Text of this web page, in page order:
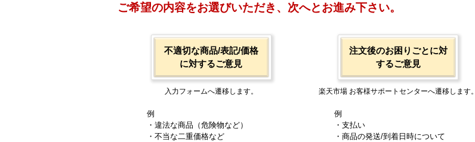
ご希望の内容をお選びいただき、次へとお進み下さい。
不適切な商品/表記/価格
に対するご意見
入力フォームへ遷移します。
例
・違法な商品（危険物など）
・不当な二重価格など
注文後のお困りごとに対
するご意見
楽天市場 お客様サポートセンターへ遷移します。
例
・支払い
・商品の発送/到着日時について